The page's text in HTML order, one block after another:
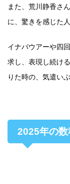
また、荒川静香さ
に、驚きを感じた
イナバウアーや四
求し、表現し続け
りた時の、気遣い
2025年の